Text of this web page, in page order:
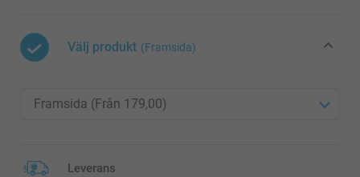
Välj produkt (Framsida)
Leverans